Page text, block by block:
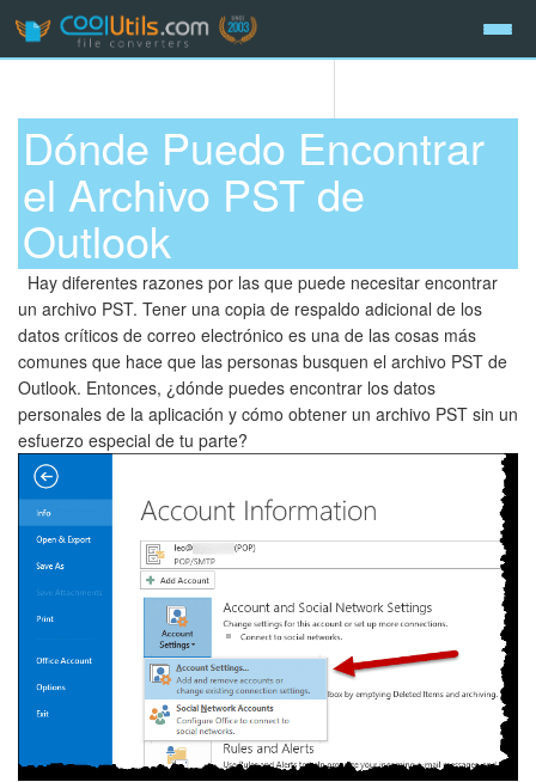
Dónde Puedo Encontrar
el Archivo PST de
Outlook
Hay diferentes razones por las que puede necesitar encontrar
un archivo PST. Tener una copia de respaldo adicional de los
datos críticos de correo electrónico es una de las cosas más
comunes que hace que las personas busquen el archivo PST de
Outlook. Entonces, ¿dónde puedes encontrar los datos
personales de la aplicación y cómo obtener un archivo PST sin un
esfuerzo especial de tu parte?